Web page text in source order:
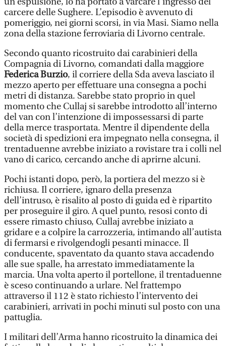
carcere delle Sughere. L’episodio è avvenuto di
pomeriggio, nei giorni scorsi, in via Masi. Siamo nella
zona della stazione ferroviaria di Livorno centrale.
Secondo quanto ricostruito dai carabinieri della
Compagnia di Livorno, comandati dalla maggiore
Federica Burzio, il corriere della Sda aveva lasciato il
mezzo aperto per effettuare una consegna a pochi
metri di distanza. Sarebbe stato proprio in quel
momento che Cullaj si sarebbe introdotto all’interno
del van con l’intenzione di impossessarsi di parte
della merce trasportata. Mentre il dipendente della
società di spedizioni era impegnato nella consegna, il
trentaduenne avrebbe iniziato a rovistare tra i colli nel
vano di carico, cercando anche di aprirne alcuni.
Pochi istanti dopo, però, la portiera del mezzo si è
richiusa. Il corriere, ignaro della presenza
dell’intruso, è risalito al posto di guida ed è ripartito
per proseguire il giro. A quel punto, resosi conto di
essere rimasto chiuso, Cullaj avrebbe iniziato a
gridare e a colpire la carrozzeria, intimando all’autista
di fermarsi e rivolgendogli pesanti minacce. Il
conducente, spaventato da quanto stava accadendo
alle sue spalle, ha arrestato immediatamente la
marcia. Una volta aperto il portellone, il trentaduenne
è sceso continuando a urlare. Nel frattempo
attraverso il 112 è stato richiesto l’intervento dei
carabinieri, arrivati in pochi minuti sul posto con una
pattuglia.
I militari dell’Arma hanno ricostruito la dinamica dei